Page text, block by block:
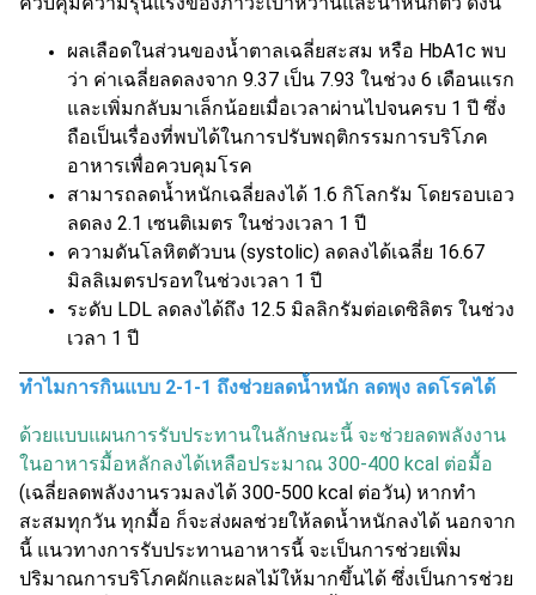
ผลเลือดในส่วนของน้ำตาลเฉลี่ยสะสม หรือ HbA1c พบ
ว่า ค่าเฉลี่ยลดลงจาก 9.37 เป็น 7.93 ในช่วง 6 เดือนแรก
และเพิ่มกลับมาเล็กน้อยเมื่อเวลาผ่านไปจนครบ 1 ปี ซึ่ง
ถือเป็นเรื่องที่พบได้ในการปรับพฤติกรรมการบริโภค
อาหารเพื่อควบคุมโรค
สามารถลดน้ำหนักเฉลี่ยลงได้ 1.6 กิโลกรัม โดยรอบเอว
ลดลง 2.1 เซนติเมตร ในช่วงเวลา 1 ปี
ความดันโลหิตตัวบน (systolic) ลดลงได้เฉลี่ย 16.67
มิลลิเมตรปรอทในช่วงเวลา 1 ปี
ระดับ LDL ลดลงได้ถึง 12.5 มิลลิกรัมต่อเดซิลิตร ในช่วง
เวลา 1 ปี
ทำไมการกินแบบ 2-1-1 ถึงช่วยลดน้ำหนัก ลดพุง ลดโรคได้
ด้วยแบบแผนการรับประทานในลักษณะนี้ จะช่วยลดพลังงาน
ในอาหารมื้อหลักลงได้เหลือประมาณ 300-400 kcal ต่อมื้อ
(เฉลี่ยลดพลังงานรวมลงได้ 300-500 kcal ต่อวัน) หากทำ
สะสมทุกวัน ทุกมื้อ ก็จะส่งผลช่วยให้ลดน้ำหนักลงได้ นอกจาก
นี้ แนวทางการรับประทานอาหารนี้ จะเป็นการช่วยเพิ่ม
ปริมาณการบริโภคผักและผลไม้ให้มากขึ้นได้ ซึ่งเป็นการช่วย